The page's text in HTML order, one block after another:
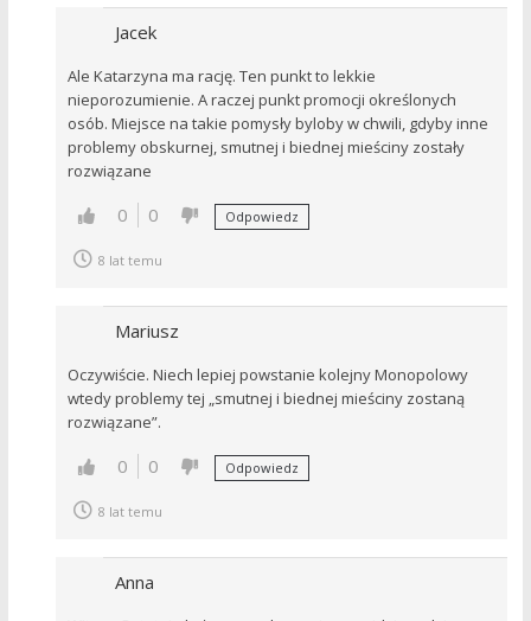
Jacek
Ale Katarzyna ma rację. Ten punkt to lekkie
nieporozumienie. A raczej punkt promocji określonych
osób. Miejsce na takie pomysły byloby w chwili, gdyby inne
problemy obskurnej, smutnej i biednej mieściny zostały
rozwiązane
0 0 Odpowiedz
8 lat temu
Mariusz
Oczywiście. Niech lepiej powstanie kolejny Monopolowy
wtedy problemy tej „smutnej i biednej mieściny zostaną
rozwiązane”.
0 0 Odpowiedz
8 lat temu
Anna